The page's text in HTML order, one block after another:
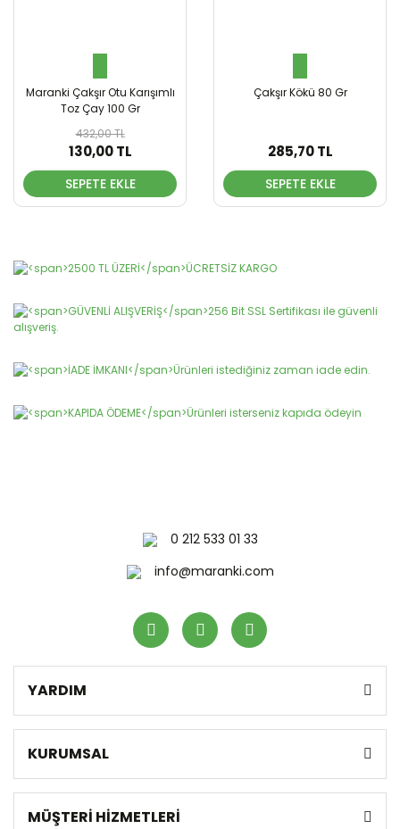
Maranki Çakşır Otu Karışımlı
Toz Çay 100 Gr
432,00 TL
130,00 TL
SEPETE EKLE
Çakşır Kökü 80 Gr
285,70 TL
SEPETE EKLE
0 212 533 01 33
info@maranki.com
YARDIM
KURUMSAL
MÜŞTERİ HİZMETLERİ